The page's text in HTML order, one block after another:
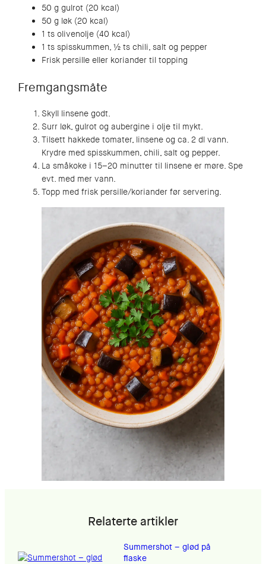
50 g gulrot (20 kcal)
50 g løk (20 kcal)
1 ts olivenolje (40 kcal)
1 ts spisskummen, ½ ts chili, salt og pepper
Frisk persille eller koriander til topping
Fremgangsmåte
Skyll linsene godt.
Surr løk, gulrot og aubergine i olje til mykt.
Tilsett hakkede tomater, linsene og ca. 2 dl vann.
Krydre med spisskummen, chili, salt og pepper.
La småkoke i 15–20 minutter til linsene er møre. Spe
evt. med mer vann.
Topp med frisk persille/koriander før servering.
Relaterte artikler
Summershot – glød på
flaske